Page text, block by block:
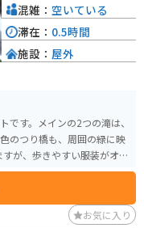
です。メインの2つの滝は、
のつり橋も、周囲の緑に映
が、歩きやすい服装がオス
混雑： 空いている
滞在： 0.5時間
施設： 屋外
お気に入り